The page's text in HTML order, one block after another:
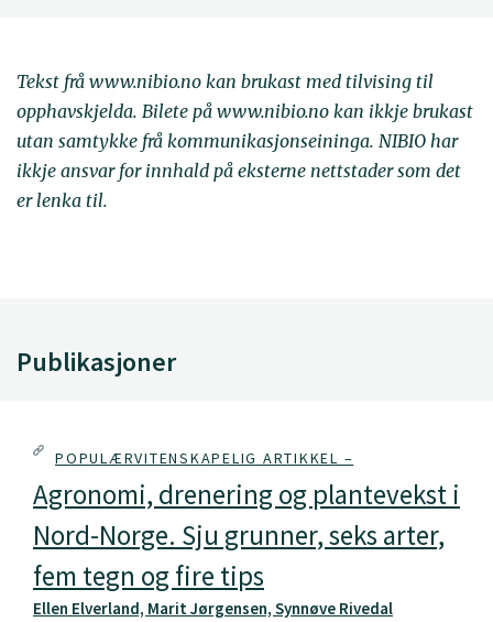
Tekst frå www.nibio.no kan brukast med tilvising til
opphavskjelda. Bilete på www.nibio.no kan ikkje brukast
utan samtykke frå kommunikasjonseininga. NIBIO har
ikkje ansvar for innhald på eksterne nettstader som det
er lenka til.
Publikasjoner
POPULÆRVITENSKAPELIG ARTIKKEL –
Agronomi, drenering og plantevekst i
Nord-Norge. Sju grunner, seks arter,
fem tegn og fire tips
Ellen Elverland, Marit Jørgensen, Synnøve Rivedal